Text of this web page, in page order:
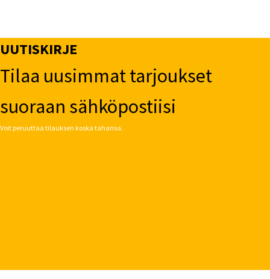
UUTISKIRJE
Tilaa uusimmat tarjoukset
suoraan sähköpostiisi
Voit peruuttaa tilauksen koska tahansa.